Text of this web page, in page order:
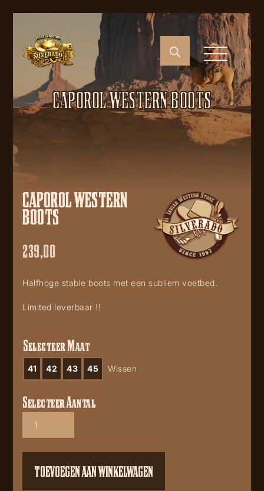
CAPOROL WESTERN BOOTS
CAPOROL WESTERN
BOOTS
239,00
Halfhoge stable boots met een subliem voetbed.
Limited leverbaar !!
Selecteer Maat
41 42 43 45 Wissen
Caporol
Selecteer Aantal
TOEVOEGEN AAN WINKELWAGEN